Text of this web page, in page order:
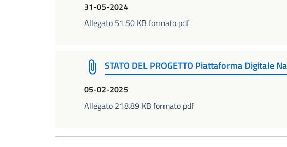
31-05-2024
Allegato 51.50 KB formato pdf
STATO DEL PROGETTO Piattaforma Digitale
05-02-2025
Allegato 218.89 KB formato pdf